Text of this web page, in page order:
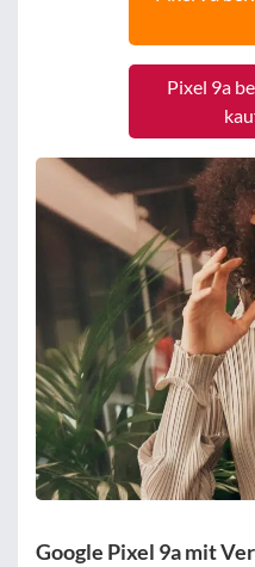
Pixel 9a
Google Pixel 9a mit